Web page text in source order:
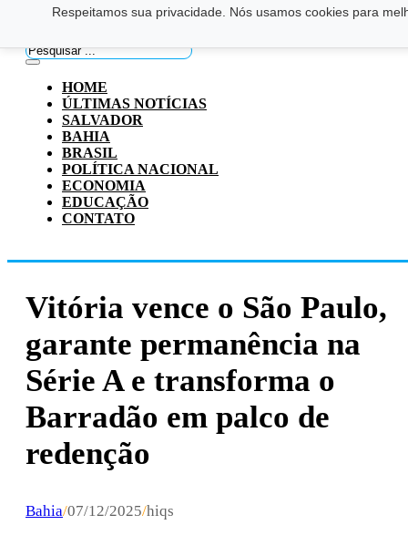
Respeitamos sua privacidade. Nós usamos cookies para
Saltar para o conteúdo principal Ir para o footer
Pesquisar
...
HOME
ÚLTIMAS NOTÍCIAS
SALVADOR
BAHIA
BRASIL
POLÍTICA NACIONAL
ECONOMIA
EDUCAÇÃO
CONTATO
Vitória vence o São Paulo,
garante permanência na
Série A e transforma o
Barradão em palco de
redenção
Bahia/07/12/2025/hiqs